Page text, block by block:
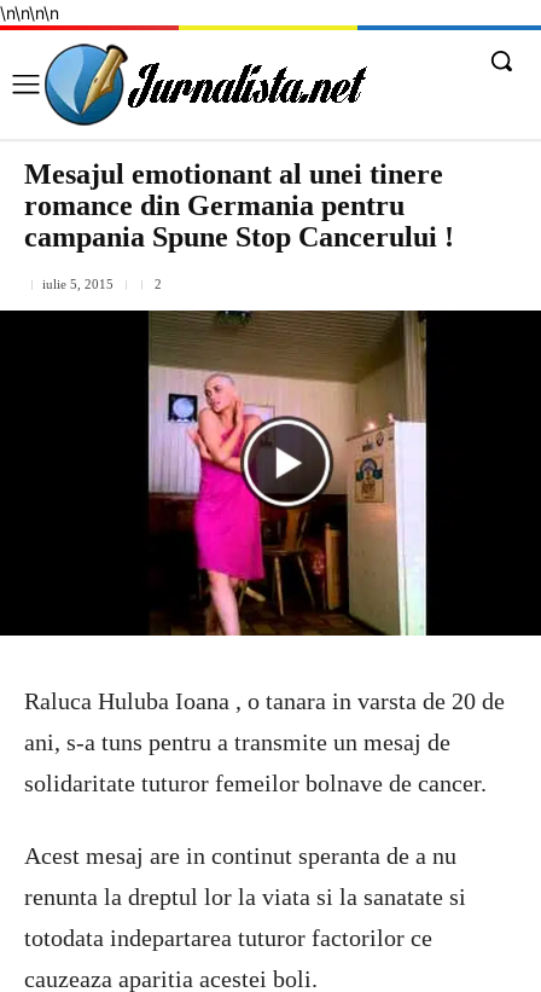
\n\n\n\n
Mesajul emotionant al unei tinere
romance din Germania pentru
campania Spune Stop Cancerului !
iulie 5, 2015 2
Raluca Huluba Ioana , o tanara in varsta de 20 de
ani, s-a tuns pentru a transmite un mesaj de
solidaritate tuturor femeilor bolnave de cancer.
Acest mesaj are in continut speranta de a nu
renunta la dreptul lor la viata si la sanatate si
totodata indepartarea tuturor factorilor ce
cauzeaza aparitia acestei boli.